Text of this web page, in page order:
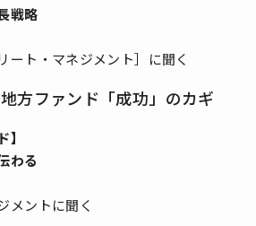
戦略
ート・マネジメント］に聞く
方ファンド「成功」のカギ
わる
メントに聞く